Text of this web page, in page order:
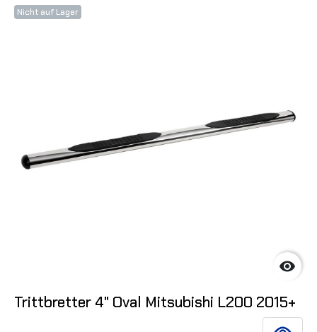
Nicht auf Lager

Trittbretter 4" Oval Mitsubishi L200 2015+